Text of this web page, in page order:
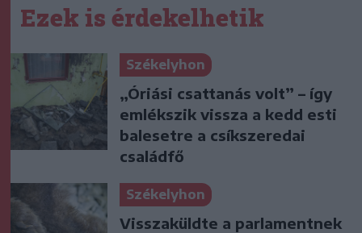
Ezek is érdekelhetik
Székelyhon
„Óriási csattanás volt” – így
emlékszik vissza a kedd esti
balesetre a csíkszeredai
családfő
Székelyhon
Visszaküldte a parlamentnek